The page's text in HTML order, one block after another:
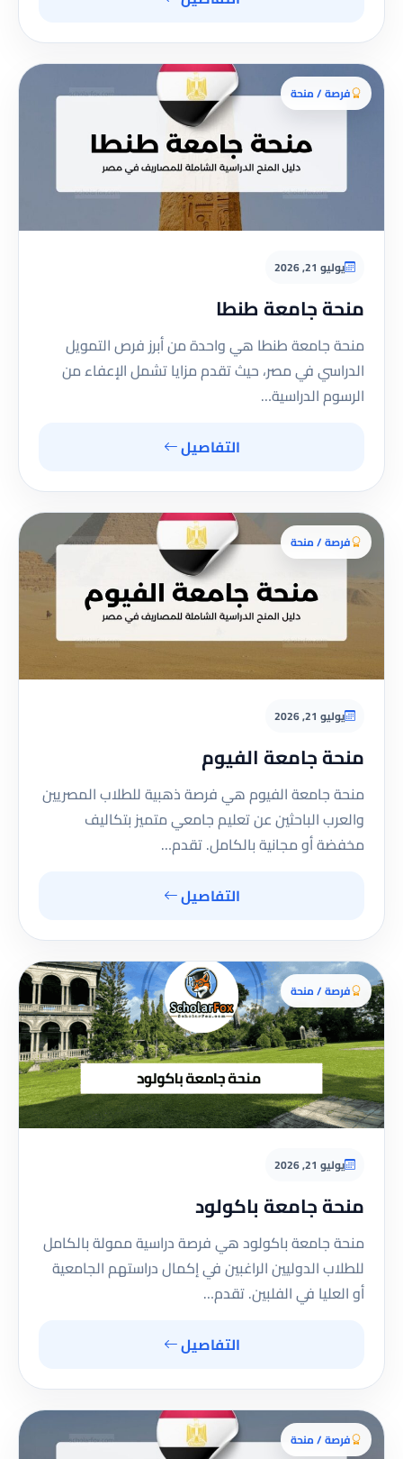
فرصة / منحة
يوليو 21, 2026
منحة جامعة طنطا
منحة جامعة طنطا هي واحدة من أبرز فرص التمويل
الدراسي في مصر، حيث تقدم مزايا تشمل الإعفاء من
الرسوم الدراسية…
التفاصيل
فرصة / منحة
يوليو 21, 2026
منحة جامعة الفيوم
منحة جامعة الفيوم هي فرصة ذهبية للطلاب المصريين
والعرب الباحثين عن تعليم جامعي متميز بتكاليف
مخفضة أو مجانية بالكامل. تقدم…
التفاصيل
فرصة / منحة
يوليو 21, 2026
منحة جامعة باكولود
منحة جامعة باكولود هي فرصة دراسية ممولة بالكامل
للطلاب الدوليين الراغبين في إكمال دراستهم الجامعية
أو العليا في الفلبين. تقدم…
التفاصيل
فرصة / منحة